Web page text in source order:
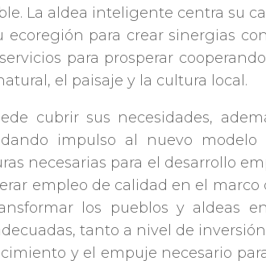
La aldea inteligente centra su
para crear sinergias
para prosperar
el paisaje y la cultura local.
cubrir sus necesidades,
impulso al nuevo modelo
necesarias para el desarrollo
empleo de calidad en el marco
los pueblos y aldeas
tanto a nivel de
y el empuje necesario